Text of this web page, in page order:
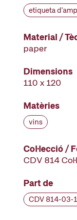
etiqueta
Material /
paper
Dimensions
110 x 120
Matèries
vins
Col·lecció /
CDV 814
Part de
CDV 814-03-